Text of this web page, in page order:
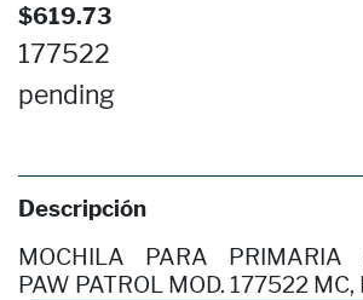
$619.73
177522
pending
Descripción
MOCHILA PARA PRIMARIA
PAW PATROL MOD. 177522